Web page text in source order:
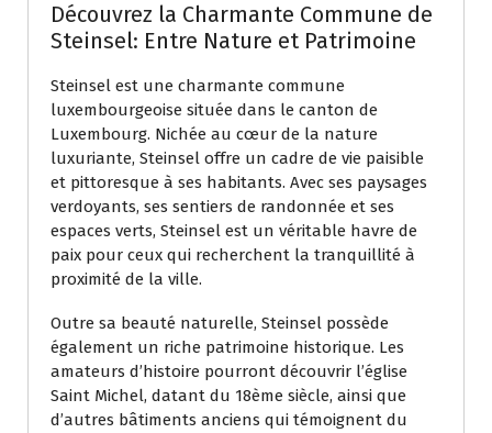
Découvrez la Charmante Commune de
Steinsel: Entre Nature et Patrimoine
Steinsel est une charmante commune
luxembourgeoise située dans le canton de
Luxembourg. Nichée au cœur de la nature
luxuriante, Steinsel offre un cadre de vie paisible
et pittoresque à ses habitants. Avec ses paysages
verdoyants, ses sentiers de randonnée et ses
espaces verts, Steinsel est un véritable havre de
paix pour ceux qui recherchent la tranquillité à
proximité de la ville.
Outre sa beauté naturelle, Steinsel possède
également un riche patrimoine historique. Les
amateurs d’histoire pourront découvrir l’église
Saint Michel, datant du 18ème siècle, ainsi que
d’autres bâtiments anciens qui témoignent du